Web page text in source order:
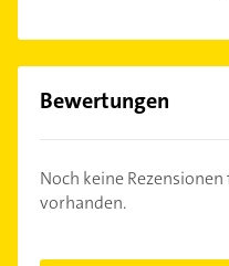
Bewertungen
Noch keine
vorhanden.